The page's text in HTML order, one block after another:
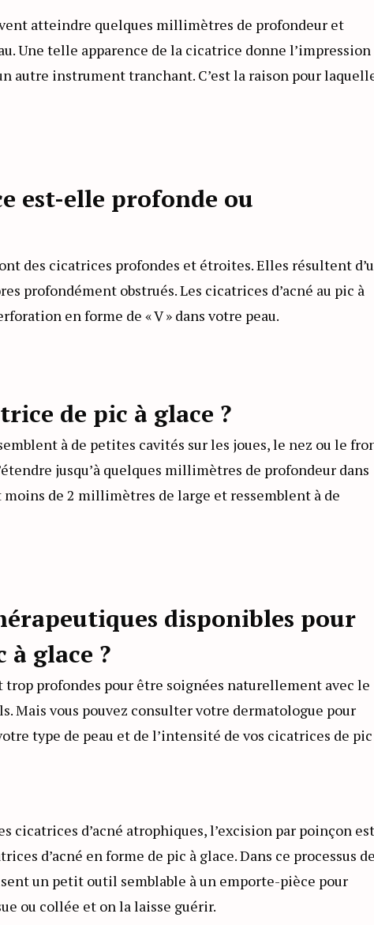
atteindre quelques millimètres de profondeur et
Une telle apparence de la cicatrice donne l’impression
autre instrument tranchant. C’est la raison pour
est-elle profonde ou
des cicatrices profondes et étroites. Elles résultent
profondément obstrués. Les cicatrices d’acné au pic à
en forme de « V » dans votre peau.
de pic à glace ?
à de petites cavités sur les joues, le nez ou le
jusqu’à quelques millimètres de profondeur dans
de 2 millimètres de large et ressemblent à de
disponibles pour
glace ?
trop profondes pour être soignées naturellement avec le
Mais vous pouvez consulter votre dermatologue pour
type de peau et de l’intensité de vos cicatrices de pic
cicatrices d’acné atrophiques, l’excision par poinçon est
d’acné en forme de pic à glace. Dans ce processus
un petit outil semblable à un emporte-pièce pour
ou collée et on la laisse guérir.